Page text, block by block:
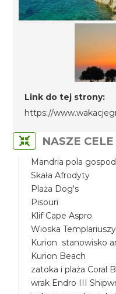
Link do tej strony:
https://
NASZE CELE
Mandria pola
Skała Afrodyty
Plaża Dog's
Pisouri
Klif Cape Aspro
Wioska
Kurion stanowisko
Kurion Beach
zatoka i plaża Coral
wrak Endro III